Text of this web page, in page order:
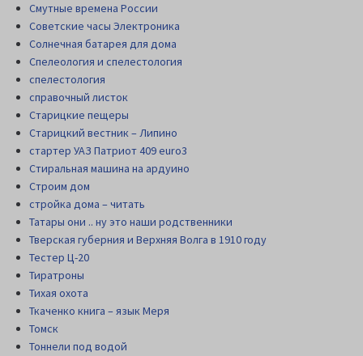
Смутные времена России
Советские часы Электроника
Солнечная батарея для дома
Спелеология и спелестология
спелестология
справочный листок
Старицкие пещеры
Старицкий вестник – Липино
стартер УАЗ Патриот 409 euro3
Стиральная машина на ардуино
Строим дом
стройка дома – читать
Татары они .. ну это наши родственники
Тверская губерния и Верхняя Волга в 1910 году
Тестер Ц-20
Тиратроны
Тихая охота
Ткаченко книга – язык Меря
Томск
Тоннели под водой